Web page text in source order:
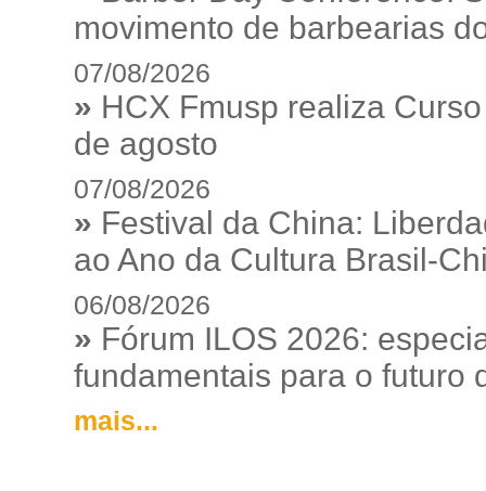
movimento de barbearias
07/08/2026
» HCX Fmusp realiza
de agosto
07/08/2026
» Festival da China:
ao Ano da Cultura Brasil-
06/08/2026
» Fórum ILOS 2026:
fundamentais para o futuro
mais...